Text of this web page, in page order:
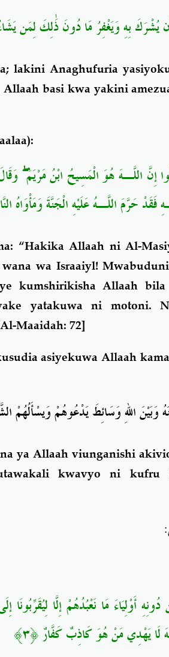
يُشْرَكَ بِهِ وَيَغْفِرُ مَا دُونَ ذَٰلِكَ لِمَن
lakini Anaghufuria
basi kwa yakini
إِنَّ اللَّـهَ هُوَ الْمَسِيحُ ابْنُ مَرْيَمَۖ
فَقَدْ حَرَّمَ اللَّـهُ عَلَيْهِ الْجَنَّةَ وَمَأْوَاهُ
“Hakika Allaah ni Al-
wa Israaiyl!
kumshirikisha Allaah bila
yatakuwa ni motoni.
Maaidah: 72]
asiyekuwa Allaah
وَبَيْنَ اللهِ وَسَائِطَ يَدْعُوهُمْ وَيسْأَلُهُمْ
ya Allaah viunganishi
kwavyo ni kufru
:
أَوْلِيَاءَ مَا نَعْبُدُهُمْ إِلَّا
لَا يَهْدِي مَنْ هُوَ كَاذِبٌ كَفَّارٌ ﴿٣﴾